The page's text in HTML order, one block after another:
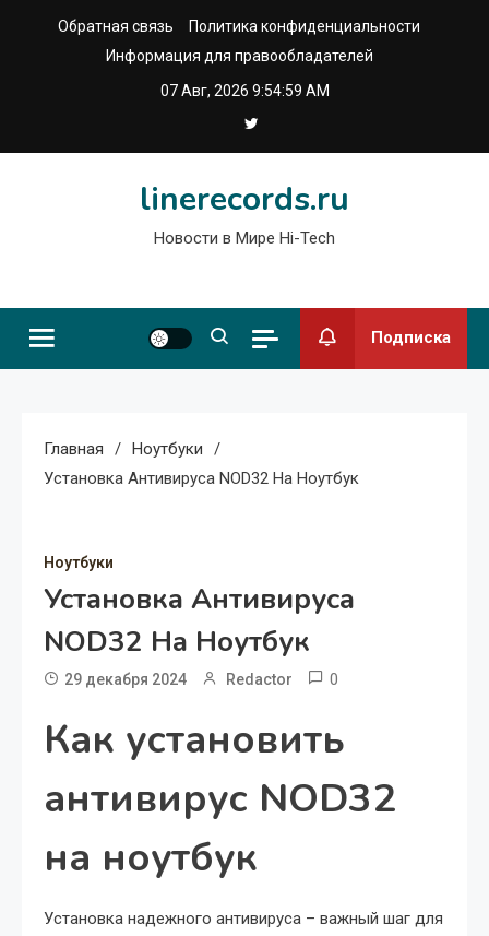
Обратная связь
Политика конфиденциальности
Информация для правообладателей
07 Авг, 2026 9:55:00 AM
linerecords.ru
Новости в Мире Hi-Tech
Подписка
Главная
Ноутбуки
Установка Антивируса NOD32 На Ноутбук
Ноутбуки
Установка Антивируса
NOD32 На Ноутбук
29 декабря 2024 Redactor 0
Как установить
антивирус NOD32
на ноутбук
Установка надежного антивируса – важный шаг для